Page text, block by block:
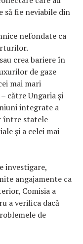
să fie neviabile din
nefondate ca
crea bariere în
de gaze
mai mari
către Ungaria și
integrate a
între statele
și a celei mai
investigare,
angajamente ca
Comisia a
a verifica dacă
de